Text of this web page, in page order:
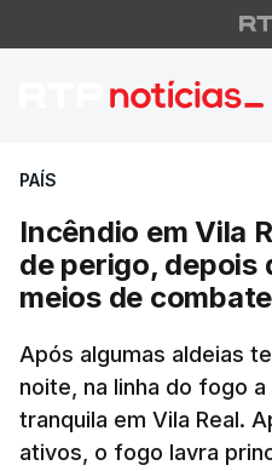
Incêndio
PAÍS
Incêndio em Vila
de perigo, depois
meios de combate
Após algumas aldeias
noite, na linha do fogo
tranquila em Vila Real.
ativos, o fogo lavra